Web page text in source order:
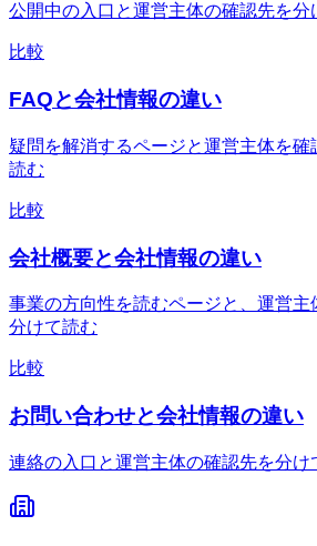
公開中の入口と運営主体の確認先を分
比較
FAQと会社情報の違い
疑問を解消するページと運営主体を確
読む
比較
会社概要と会社情報の違い
事業の方向性を読むページと、運営主
分けて読む
比較
お問い合わせと会社情報の違い
連絡の入口と運営主体の確認先を分け